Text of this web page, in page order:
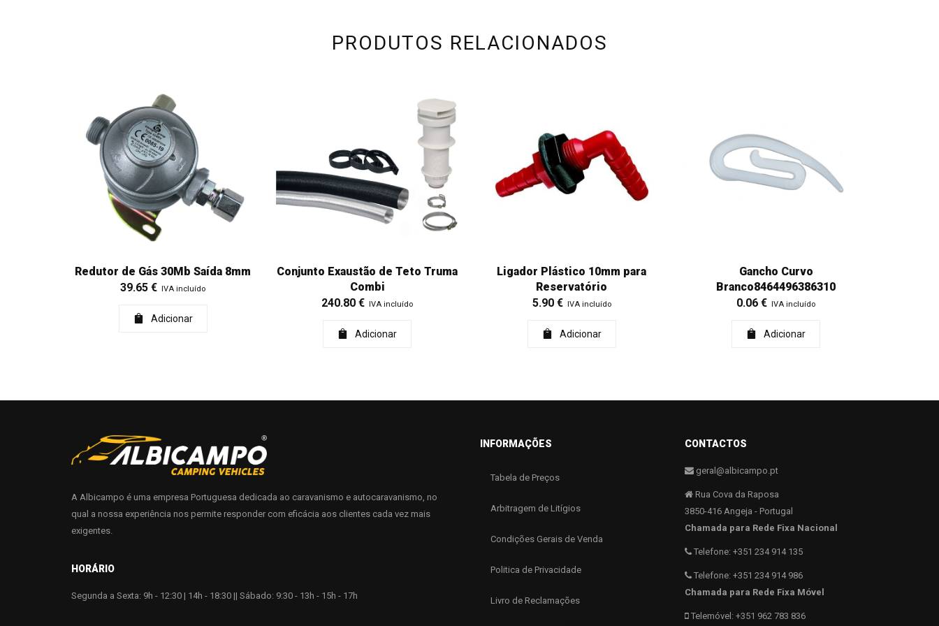
PRODUTOS RELACIONADOS
Redutor de Gás 30Mb Saída 8mm
39.65€ IVA incluído
Adicionar
Conjunto Exaustão de Teto Truma
Combi
240.80€ IVA incluído
Adicionar
Ligador Plástico 10mm para
Reservatório
5.90 € IVA incluído
Adicionar
Gancho Curvo
Branco8464496386310
0.06€ IVA incluído
Adicionar
A Albicampo é uma empresa Portuguesa dedicada ao caravanismo e autocaravanismo, no
qual a nossa experiência nos permite responder com eficácia aos clientes cada vez mais
exigentes.
HORÁRIO
Segunda a Sexta: 9h - 12:30 | 14h - 18:30 || Sábado: 9:30 - 13h - 15h - 17h
INFORMAÇÕES
Tabela de Preços
Arbitragem de Litígios
Condições Gerais de Venda
Politica de Privacidade
Livro de Reclamações
CONTACTOS
geral@albicampo.pt
Rua Cova da Raposa
3850-416 Angeja - Portugal
Chamada para Rede Fixa Nacional
Telefone: +351 234 914 135
Telefone: +351 234 914 986
Chamada para Rede Fixa Móvel
Telemóvel: +351 962 783 836